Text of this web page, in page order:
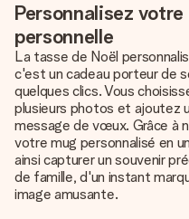
Personnalisez
personnelle
La tasse de Noël
c'est un cadeau porteur de
quelques clics. Vous
plusieurs photos et ajoutez
message de vœux. Grâce à
votre mug personnalisé en
ainsi capturer un souvenir
de famille, d'un instant
image amusante.